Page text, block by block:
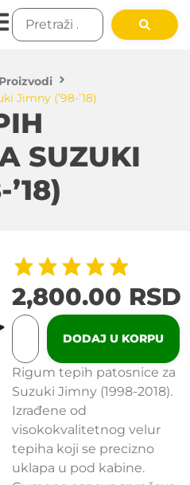
Proizvodi
Jimny (’98-’18)
SUZUKI
2,800.00 RSD
DODAJ U KORPU
Rigum tepih patosnice za
Suzuki Jimny (1998-2018).
Izrađene od
visokokvalitetnog velur
tepiha koji se precizno
uklapa u pod kabine.